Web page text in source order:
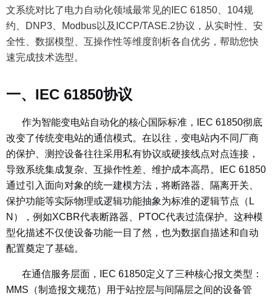
文系统对比了电力自动化领域最常见的IEC 61850、104规
约、DNP3、Modbus以及ICCP/TASE.2协议，从实时性、安
全性、数据模型、互操作性等维度剖析各自优劣，帮助您快
速完成技术选型。
一、IEC 61850协议
作为智能变电站自动化的核心国际标准，IEC 61850彻底
改变了传统变电站的通信模式。在以往，变电站内不同厂商
的保护、测控设备往往采用私有协议或硬接线点对点连接，
导致系统集成复杂、互操作性差、维护成本高昂。IEC 61850
通过引入面向对象的统一建模方法，将断路器、隔离开关、
保护功能等实际物理或逻辑功能抽象为标准的逻辑节点（L
N），例如XCBR代表断路器、PTOC代表过流保护。这种模
型化描述不仅使设备功能一目了然，也为数据自描述和自动
配置奠定了基础。
在通信服务层面，IEC 61850定义了三种核心报文类型：
MMS（制造报文规范）用于站控层与间隔层之间的设备管